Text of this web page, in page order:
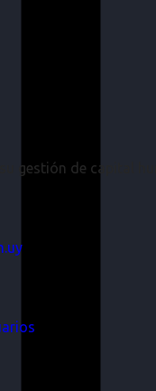
su gestión de capital